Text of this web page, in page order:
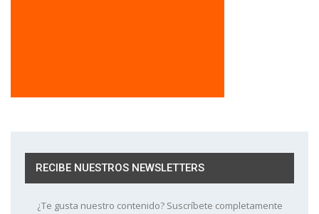
RECIBE NUESTROS NEWSLETTERS
¿Te gusta nuestro contenido? Suscríbete completamente